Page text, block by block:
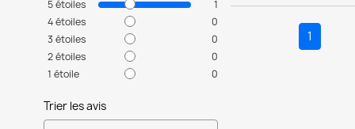
5étoiles
1
4étoiles
0
3 étoiles
0
2étoiles
0
1 étoile 0
Trier les avis
1